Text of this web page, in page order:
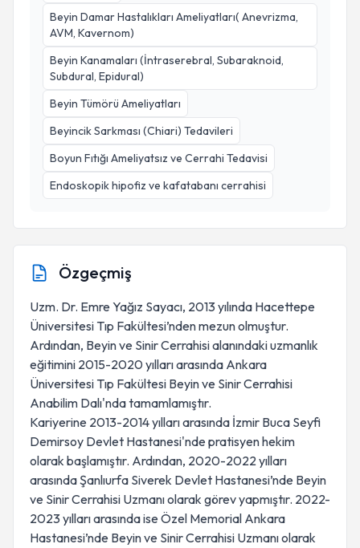
Beyin Damar Hastalıkları Ameliyatları( Anevrizma,
AVM, Kavernom)
Beyin Kanamaları (İntraserebral, Subaraknoid,
Subdural, Epidural)
Beyin Tümörü Ameliyatları
Beyincik Sarkması (Chiari) Tedavileri
Boyun Fıtığı Ameliyatsız ve Cerrahi Tedavisi
Endoskopik hipofiz ve kafatabanı cerrahisi
Özgeçmiş
Uzm. Dr. Emre Yağız Sayacı, 2013 yılında Hacettepe
Üniversitesi Tıp Fakültesi’nden mezun olmuştur.
Ardından, Beyin ve Sinir Cerrahisi alanındaki uzmanlık
eğitimini 2015-2020 yılları arasında Ankara
Üniversitesi Tıp Fakültesi Beyin ve Sinir Cerrahisi
Anabilim Dalı'nda tamamlamıştır.
Kariyerine 2013-2014 yılları arasında İzmir Buca Seyfi
Demirsoy Devlet Hastanesi'nde pratisyen hekim
olarak başlamıştır. Ardından, 2020-2022 yılları
arasında Şanlıurfa Siverek Devlet Hastanesi’nde Beyin
ve Sinir Cerrahisi Uzmanı olarak görev yapmıştır. 2022-
2023 yılları arasında ise Özel Memorial Ankara
Hastanesi’nde Beyin ve Sinir Cerrahisi Uzmanı olarak